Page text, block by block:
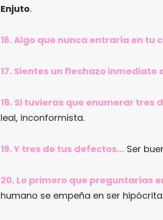
Enjuto.
16. Algo que nunca entraría en tu
17. Sientes un flechazo
18. Si tuvieras que enumerar tres
leal, inconformista.
19. Y tres de tus defectos… Ser
20. Lo primero que preguntarías
humano se empeña en ser